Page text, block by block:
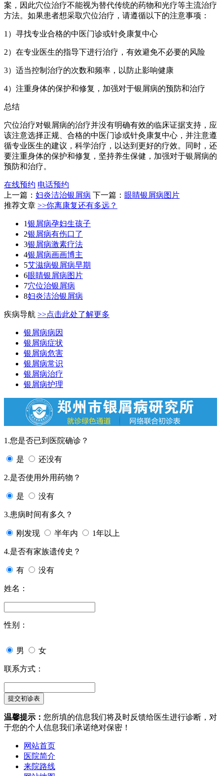
案，因此穴位治疗不能视为替代传统的药物和光疗等主流治疗
方法。如果患者想采取穴位治疗，请遵循以下的注意事项：
1）寻找专业合格的中医门诊或针灸康复中心
2）在专业医生的指导下进行治疗，有效避免不必要的风险
3）适当控制治疗的次数和频率，以防止影响健康
4）注重身体的保护和修复，加强对于银屑病的预防和治疗
总结
穴位治疗对银屑病的治疗并没有明确有效的临床证据支持，应
该注意选择正规、合格的中医门诊或针灸康复中心，并注意遵
循专业医生的建议，科学治疗，以达到更好的疗效。同时，还
要注重身体的保护和修复，坚持养生保健，加强对于银屑病的
预防和治疗。
在线预约 电话预约
上一篇： 妇炎洁治银屑病 下一篇： 眼睛银屑病图片
推荐文章 >>你离康复还有多远？
1银屑病孕妇生孩子
2银屑病有伤口了
3银屑病激素疗法
4银屑病画画博主
5艾滋病银屑病早期
6眼睛银屑病图片
7穴位治银屑病
8妇炎洁治银屑病
疾病导航 >>点击此处了解更多
银屑病病因
银屑病症状
银屑病危害
银屑病常识
银屑病治疗
银屑病护理
1.您是否已到医院确诊？
是 还没有
2.是否使用外用药物？
是 没有
3.患病时间有多久？
刚发现 半年内 1年以上
4.是否有家族遗传史？
有 没有
姓名：
性别：
男 女
联系方式：
温馨提示： 您所填的信息我们将及时反馈给医生进行诊断，对
于您的个人信息我们承诺绝对保密！
网站首页
医院简介
来院路线